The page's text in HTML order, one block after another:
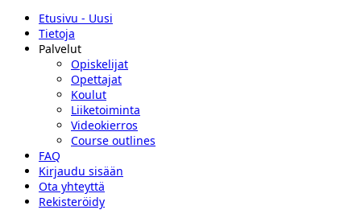
Etusivu - Uusi
Tietoja
Palvelut
Opiskelijat
Opettajat
Koulut
Liiketoiminta
Videokierros
Course outlines
FAQ
Kirjaudu sisään
Ota yhteyttä
Rekisteröidy